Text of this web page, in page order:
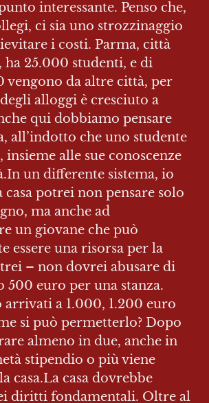
interessante. Penso che,
ci sia uno strozzinaggio
i costi. Parma, città
25.000 studenti, e di
vengono da altre città, per
alloggi è cresciuto a
qui dobbiamo pensare
all’indotto che uno studente
alle sue conoscenze
un differente sistema, io
casa potrei non pensare solo
ma anche ad
un giovane che può
essere una risorsa per la
– non dovrei abusare di
500 euro per una stanza.
arrivati a 1.000, 1.200 euro
si può permetterlo? Dopo
almeno in due, anche in
stipendio o più viene
casa.La casa dovrebbe
diritti fondamentali. Oltre al